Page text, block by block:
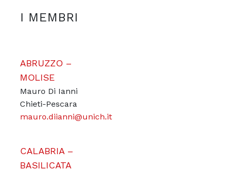
I MEMBRI
ABRUZZO –
MOLISE
Mauro Di Ianni
Chieti-Pescara
mauro.diianni@unich.it
CALABRIA –
BASILICATA